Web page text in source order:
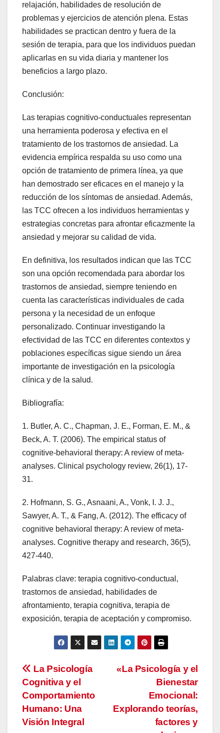
relajación, habilidades de resolución de
problemas y ejercicios de atención plena. Estas
habilidades se practican dentro y fuera de la
sesión de terapia, para que los individuos puedan
aplicarlas en su vida diaria y mantener los
beneficios a largo plazo.
Conclusión:
Las terapias cognitivo-conductuales representan
una herramienta poderosa y efectiva en el
tratamiento de los trastornos de ansiedad. La
evidencia empírica respalda su uso como una
opción de tratamiento de primera línea, ya que
han demostrado ser eficaces en el manejo y la
reducción de los síntomas de ansiedad. Además,
las TCC ofrecen a los individuos herramientas y
estrategias concretas para afrontar eficazmente la
ansiedad y mejorar su calidad de vida.
En definitiva, los resultados indican que las TCC
son una opción recomendada para abordar los
trastornos de ansiedad, siempre teniendo en
cuenta las características individuales de cada
persona y la necesidad de un enfoque
personalizado. Continuar investigando la
efectividad de las TCC en diferentes contextos y
poblaciones específicas sigue siendo un área
importante de investigación en la psicología
clínica y de la salud.
Bibliografía:
1. Butler, A. C., Chapman, J. E., Forman, E. M., &
Beck, A. T. (2006). The empirical status of
cognitive-behavioral therapy: A review of meta-
analyses. Clinical psychology review, 26(1), 17-
31.
2. Hofmann, S. G., Asnaani, A., Vonk, I. J. J.,
Sawyer, A. T., & Fang, A. (2012). The efficacy of
cognitive behavioral therapy: A review of meta-
analyses. Cognitive therapy and research, 36(5),
427-440.
Palabras clave: terapia cognitivo-conductual,
trastornos de ansiedad, habilidades de
afrontamiento, terapia cognitiva, terapia de
exposición, terapia de aceptación y compromiso.
Navegación
de
entradas
«La Psicología y el
Bienestar
Emocional:
Explorando teorías,
factores y
La Psicología
Cognitiva y el
Comportamiento
Humano: Una
Visión Integral